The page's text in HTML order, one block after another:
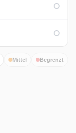
Mittel Begrenzt